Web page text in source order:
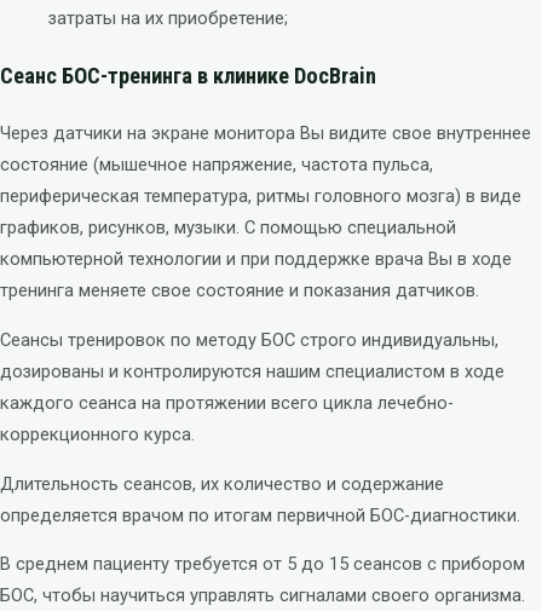
затраты на их приобретение;
Сеанс БОС-тренинга в клинике DocBrain
Через датчики на экране монитора Вы видите свое внутреннее
состояние (мышечное напряжение, частота пульса,
периферическая температура, ритмы головного мозга) в виде
графиков, рисунков, музыки. С помощью специальной
компьютерной технологии и при поддержке врача Вы в ходе
тренинга меняете свое состояние и показания датчиков.
Сеансы тренировок по методу БОС строго индивидуальны,
дозированы и контролируются нашим специалистом в ходе
каждого сеанса на протяжении всего цикла лечебно-
коррекционного курса.
Длительность сеансов, их количество и содержание
определяется врачом по итогам первичной БОС-диагностики.
В среднем пациенту требуется от 5 до 15 сеансов с прибором
БОС, чтобы научиться управлять сигналами своего организма.